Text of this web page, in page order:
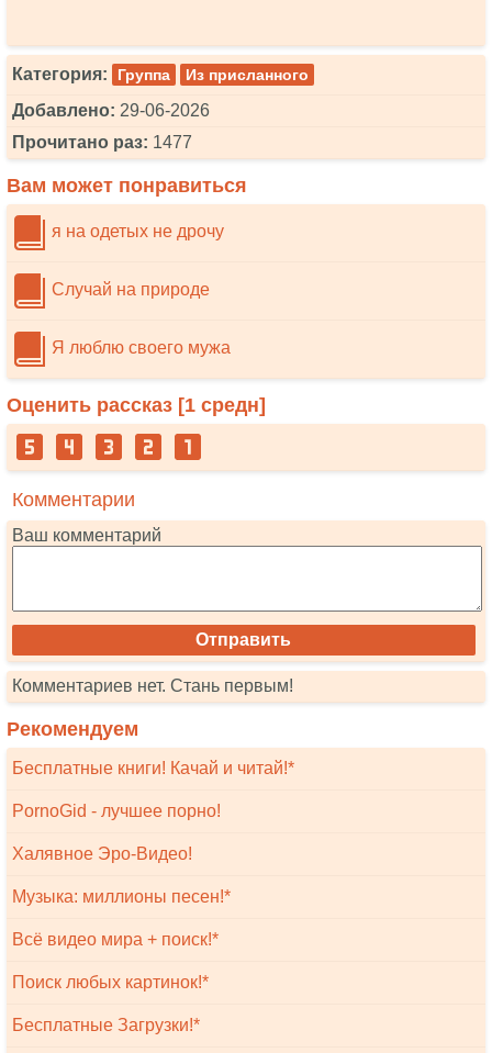
Категория: Группа Из присланного
Добавлено: 29-06-2026
Прочитано раз: 1477
Вам может понравиться
я на одетых не дрочу
Случай на природе
Я люблю своего мужа
Оценить рассказ [1 средн]
Комментарии
Ваш комментарий
Комментариев нет. Стань первым!
Рекомендуем
Бесплатные книги! Качай и читай!*
PornoGid - лучшее порно!
Халявное Эро-Видео!
Музыка: миллионы песен!*
Всё видео мира + поиск!*
Поиск любых картинок!*
Бесплатные Загрузки!*